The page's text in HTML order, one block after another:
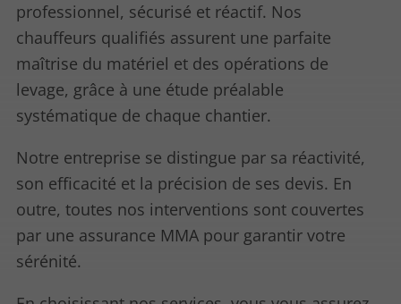
professionnel, sécurisé et réactif. Nos
chauffeurs qualifiés assurent une parfaite
maîtrise du matériel et des opérations de
levage, grâce à une étude préalable
systématique de chaque chantier.
Notre entreprise se distingue par sa réactivité,
son efficacité et la précision de ses devis. En
outre, toutes nos interventions sont couvertes
par une assurance MMA pour garantir votre
sérénité.